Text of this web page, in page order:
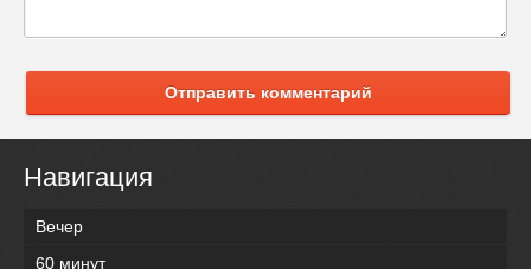
Отправить комментарий
Навигация
Вечер
60 минут